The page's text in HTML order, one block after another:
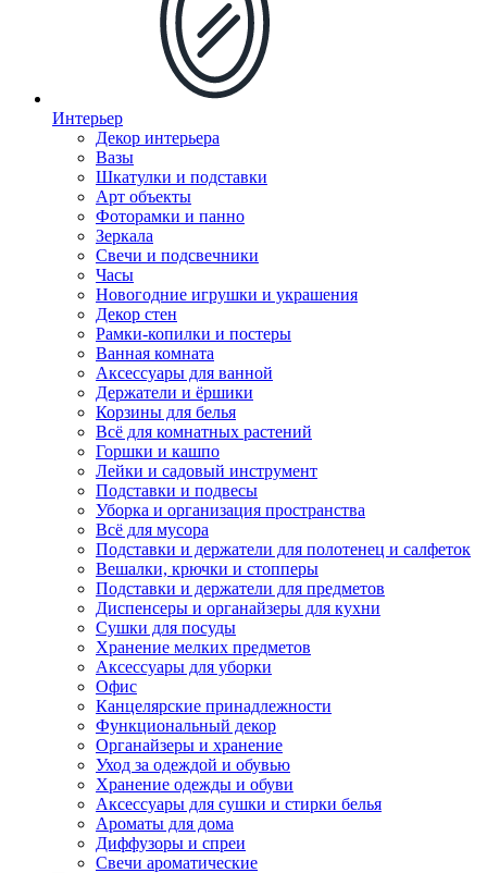
Интерьер
Декор интерьера
Вазы
Шкатулки и подставки
Арт объекты
Фоторамки и панно
Зеркала
Свечи и подсвечники
Часы
Новогодние игрушки и украшения
Декор стен
Рамки-копилки и постеры
Ванная комната
Аксессуары для ванной
Держатели и ёршики
Корзины для белья
Всё для комнатных растений
Горшки и кашпо
Лейки и садовый инструмент
Подставки и подвесы
Уборка и организация пространства
Всё для мусора
Подставки и держатели для полотенец и салфеток
Вешалки, крючки и стопперы
Подставки и держатели для предметов
Диспенсеры и органайзеры для кухни
Сушки для посуды
Хранение мелких предметов
Аксессуары для уборки
Офис
Канцелярские принадлежности
Функциональный декор
Органайзеры и хранение
Уход за одеждой и обувью
Хранение одежды и обуви
Аксессуары для сушки и стирки белья
Ароматы для дома
Диффузоры и спреи
Свечи ароматические